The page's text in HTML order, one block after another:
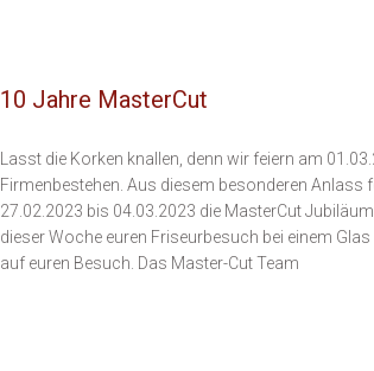
10 Jahre MasterCut
Lasst die Korken knallen, denn wir feiern am
Firmenbestehen. Aus diesem besonderen Anlass
27.02.2023 bis 04.03.2023 die MasterCut
dieser Woche euren Friseurbesuch bei einem
auf euren Besuch. Das Master-Cut Team